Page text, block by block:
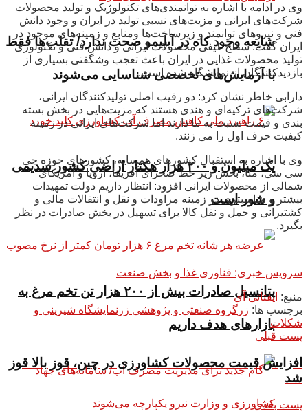
شایعه وجود کاه در آبلیمو صحت ندارد/ تقلب‌ها فقط
با آزمایش‌های تخصصی شناسایی می‌شوند
یک میلیون و ۲۰۰ هزار هکتار اراضی کشور سدیمی
و شور است
پتانسیل صادرات بیش از ۲۰۰ هزار تن تخم مرغ به
بازار‌های هدف داریم
وی در ادامه با اشاره به توانمندی‌های تکنولوژیک و تولید محصولات
شرکت‌های ایرانی و مزیت‌های نسبی تولید در ایران و وجود دانش
فنی و نیروهای توانمند و زیرساخت‌ها و‌منابع و زمینه‌های موجود در
ایران گفت: سطح کیفی محصولات ایرانی و دانش فنی و تکنولوژی
تولید محصولات غذایی در ایران باعث تعجب و‌شگفتی بسیاری از
بازدیدکنندگان از نمایشگاه شده است.
دارابی خاطر نشان کرد: دو رقیب اصلی تولیدکنندگان ایرانی،
شرکت‌های ترکیه‌ای و هندی هستند که مزیت‌هایی در بخش بسته
بندی و قیمت نسبت به ما دارند اما شرکت‌های ایرانی در زمینه
کیفیت حرف اول را می زنند.
وی با اشاره به استقبال کشورهای همسایه، کشورهای حوزه جی
سی سی، منا، بخش زیر خط صحرای آفریقا، اروپا و آمریکای
شمالی از محصولات ایرانی افزود: انتظار داریم دولت تمهیدات
بیشتر و مناسبتری در زمینه مراودات و نقل و انتقالات مالی و
کشتیرانی و حمل و نقل کالا برای تسهیل در بخش صادرات در نظر
بگیرد.
سرویس خبری: فناوری غذا و بخش صنعت
منبع: ایفتاتی آی
برچسب ها: زر گروه صنعتی و پژوهشی زر نمایشگاه شیرینی و
شکلات
پست قبلی
افزایش قیمت محصولات کشاورزی در چین، قوز بالا قوز
شد
پست بعدی